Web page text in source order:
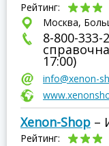
Рейтинг:
Москва,
8-800-
17:00)
info@xenon-
Xenon-Shop –
Рейтинг: